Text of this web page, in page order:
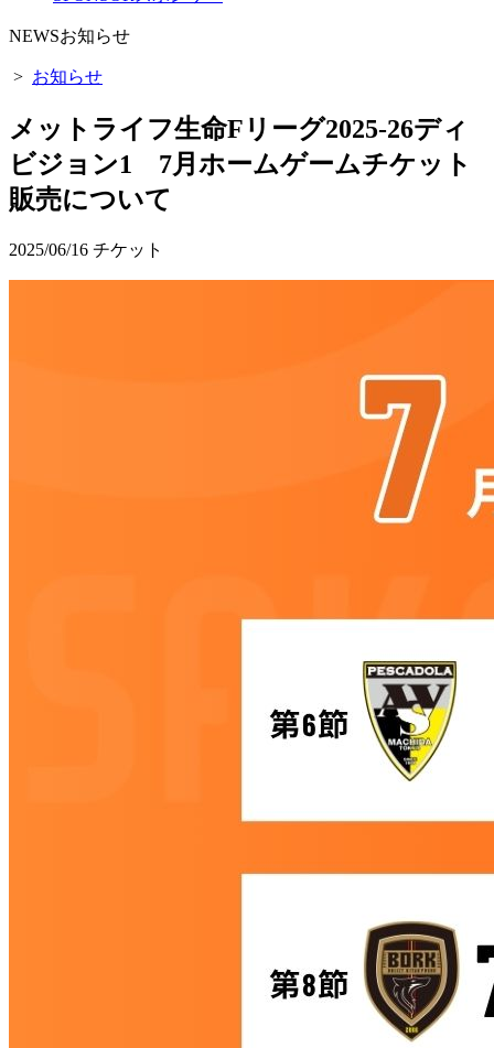
NEWSお知らせ
> お知らせ
メットライフ生命Fリーグ2025-26ディ
ビジョン1 7月ホームゲームチケット
販売について
2025/06/16 チケット